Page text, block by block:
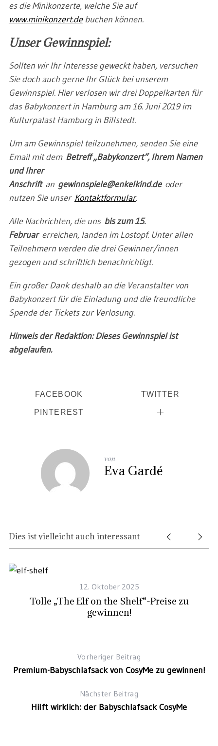
es die Minikonzerte, welche Sie auf
www.minikonzert.debuchen können.
Unser Gewinnspiel:
Sollten wir Ihr Interesse geweckt haben, versuchen
Sie doch auch gerne Ihr Glück bei unserem
Gewinnspiel. Hier verlosen wir drei Doppelkarten für
das Babykonzert in Hamburg am 16. Juni 2019 im
Kulturpalast Hamburg in Billstedt.
Um am Gewinnspiel teilzunehmen, senden Sie eine
Email mit dem Betreff „Babykonzert“, Ihrem Namen
und Ihrer
Anschrift an gewinnspiele@enkelkind.deoder
nutzen Sie unser Kontaktformular.
Alle Nachrichten, die uns bis zum 15.
Februar erreichen, landen im Lostopf. Unter allen
Teilnehmern werden die drei Gewinner/innen
gezogen und schriftlich benachrichtigt.
Ein großer Dank deshalb an die Veranstalter von
Babykonzert für die Einladung und die freundliche
Spende der Tickets zur Verlosung.
Hinweis der Redaktion: Dieses Gewinnspiel ist
abgelaufen.
FACEBOOK TWITTER
PINTEREST
von
Eva Gardé
Dies ist vielleicht auch interessant
12. Oktober 2025
Tolle „The Elf on the Shelf“-Preise zu
gewinnen!
Vorheriger Beitrag
Premium-Babyschlafsack von CosyMe zu gewinnen!
Nächster Beitrag
Hilft wirklich: der Babyschlafsack CosyMe